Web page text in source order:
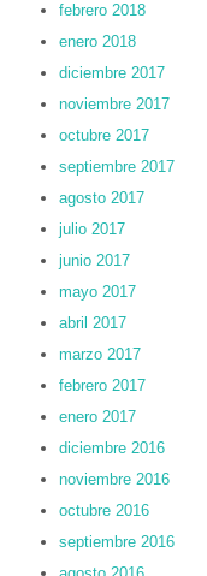
febrero 2018
enero 2018
diciembre 2017
noviembre 2017
octubre 2017
septiembre 2017
agosto 2017
julio 2017
junio 2017
mayo 2017
abril 2017
marzo 2017
febrero 2017
enero 2017
diciembre 2016
noviembre 2016
octubre 2016
septiembre 2016